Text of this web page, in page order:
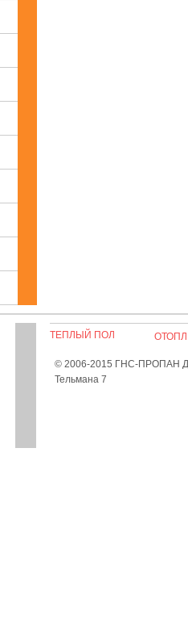
ТЕПЛЫЙ ПОЛ
© 2006-2015 ГНС-ПРОПАН
Тельмана 7